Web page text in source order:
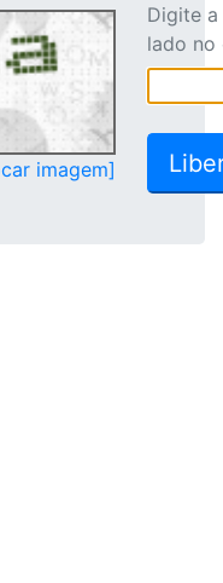
imagem]
Digite
lado no